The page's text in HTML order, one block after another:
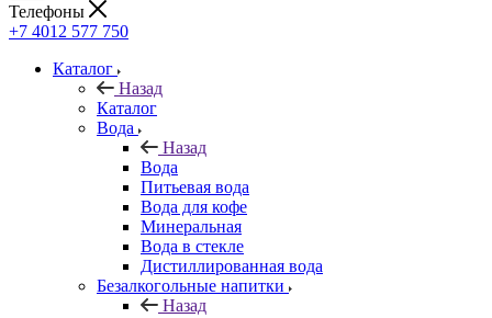
Телефоны
+7 4012 577 750
Каталог
Назад
Каталог
Вода
Назад
Вода
Питьевая вода
Вода для кофе
Минеральная
Вода в стекле
Дистиллированная вода
Безалкогольные напитки
Назад